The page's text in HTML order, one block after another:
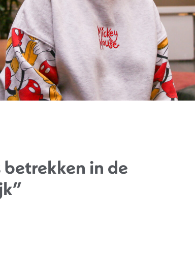
betrekken in de